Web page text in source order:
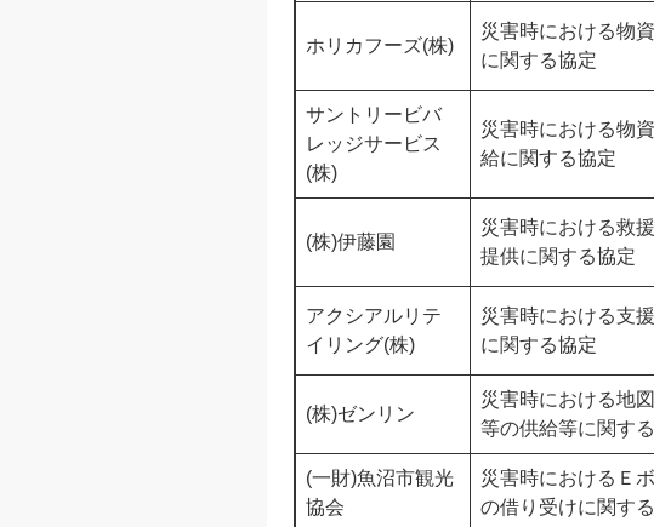
ホリカフーズ(株)
災害時における物
に関する協定
サントリービバ
レッジサービス
(株)
災害時における物
給に関する協定
(株)伊藤園
災害時における救
提供に関する協定
アクシアルリテ
イリング(株)
災害時における支
に関する協定
(株)ゼンリン
災害時における地
等の供給等に関す
(一財)魚沼市観光
協会
災害時におけるＥ
の借り受けに関す